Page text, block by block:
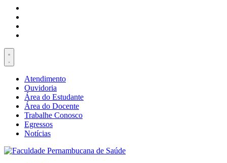
Atendimento
Ouvidoria
Área do Estudante
Área do Docente
Trabalhe Conosco
Egressos
Notícias